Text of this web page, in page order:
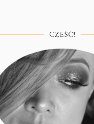
CZEŚĆ!